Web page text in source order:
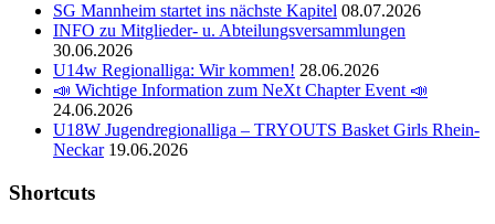
SG Mannheim startet ins nächste Kapitel 08.07.2026
INFO zu Mitglieder- u. Abteilungsversammlungen
30.06.2026
U14w Regionalliga: Wir kommen! 28.06.2026
📣 Wichtige Information zum NeXt Chapter Event 📣
24.06.2026
U18W Jugendregionalliga – TRYOUTS Basket Girls Rhein-
Neckar 19.06.2026
Shortcuts